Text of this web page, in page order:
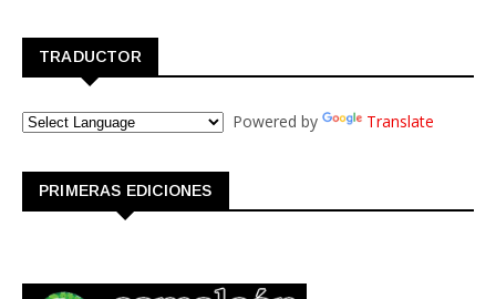
TRADUCTOR
Powered by Translate
PRIMERAS EDICIONES